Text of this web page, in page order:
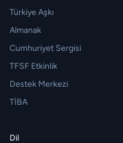
Türkiye Aşkı
Almanak
Cumhuriyet Sergisi
TFSF Etkinlik
Destek Merkezi
TİBA
Dil